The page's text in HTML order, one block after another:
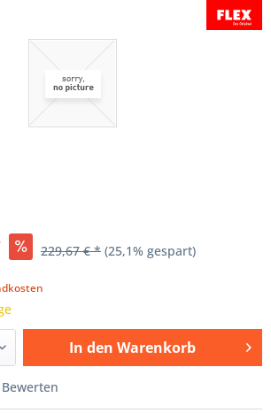
229,67 € * (25,1% gespart)
In den Warenkorb
Bewerten